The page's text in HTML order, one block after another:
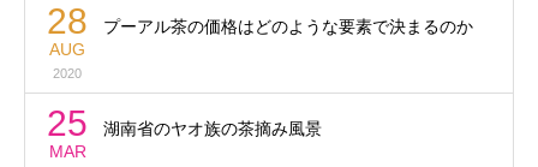
28
AUG
2020
プーアル茶の価格はどのような要素で決まるのか
25
MAR
湖南省のヤオ族の茶摘み風景